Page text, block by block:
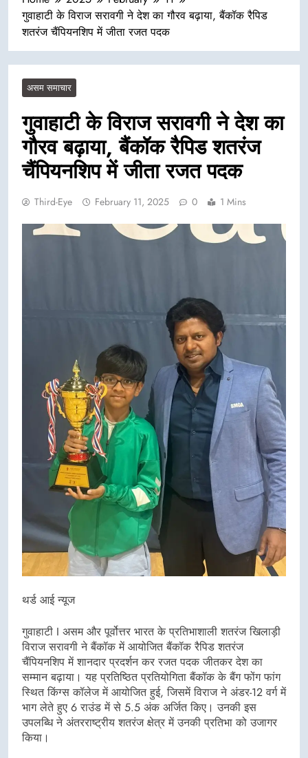
गुवाहाटी के विराज सरावगी ने देश का गौरव बढ़ाया, बैंकॉक रैपिड
शतरंज चैंपियनशिप में जीता रजत पदक
असम समाचार
गुवाहाटी के विराज सरावगी ने देश का
गौरव बढ़ाया, बैंकॉक रैपिड शतरंज
चैंपियनशिप में जीता रजत पदक
Third-Eye February 11, 2025 0 1 Mins
थर्ड आई न्यूज
गुवाहाटी I असम और पूर्वोत्तर भारत के प्रतिभाशाली शतरंज खिलाड़ी
विराज सरावगी ने बैंकॉक में आयोजित बैंकॉक रैपिड शतरंज
चैंपियनशिप में शानदार प्रदर्शन कर रजत पदक जीतकर देश का
सम्मान बढ़ाया। यह प्रतिष्ठित प्रतियोगिता बैंकॉक के बैंग फोंग फांग
स्थित किंग्स कॉलेज में आयोजित हुई, जिसमें विराज ने अंडर-12 वर्ग में
भाग लेते हुए 6 राउंड में से 5.5 अंक अर्जित किए। उनकी इस
उपलब्धि ने अंतरराष्ट्रीय शतरंज क्षेत्र में उनकी प्रतिभा को उजागर
किया।